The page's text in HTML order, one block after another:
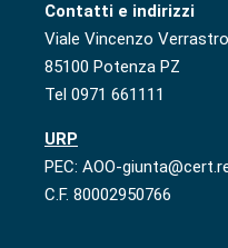
Contatti e indirizzi
Viale Vincenzo
85100 Potenza PZ
Tel 0971 661111
URP
PEC: AOO-
C.F. 80002950766